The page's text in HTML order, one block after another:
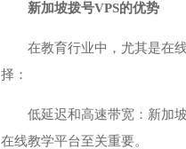
新加坡拨号VPS的优势
在教育行业中，尤其是在
择：
低延迟和高速带宽：新加
在线教学平台至关重要。